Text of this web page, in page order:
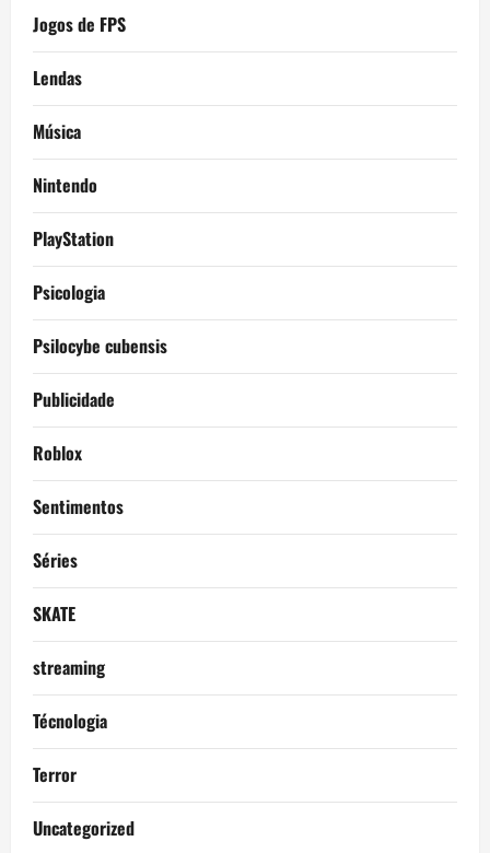
Jogos de FPS
Lendas
Música
Nintendo
PlayStation
Psicologia
Psilocybe cubensis
Publicidade
Roblox
Sentimentos
Séries
SKATE
streaming
Técnologia
Terror
Uncategorized